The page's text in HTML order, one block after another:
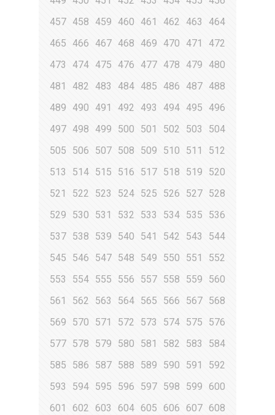
457 458 459 460 461 462 463
464
465
466 467 468 469 470 471
472
473
474 475 476 477 478 479
480
481
482 483 484 485 486 487 488
489
490 491 492 493 494 495
496
497 498 499 500 501 502 503
504
505
506 507 508 509 510 511
512
513
514 515 516 517 518 519
520
521
522 523 524 525 526 527 528
529
530 531 532 533 534 535
536
537 538 539 540 541 542 543
544
545
546 547 548 549 550 551
552
553
554 555 556 557 558 559
560
561
562 563 564 565 566 567 568
569
570 571 572 573 574 575
576
577 578 579 580 581 582 583
584
585
586 587 588 589 590 591
592
593
594 595 596 597 598 599
600
601
602 603 604 605 606 607 608